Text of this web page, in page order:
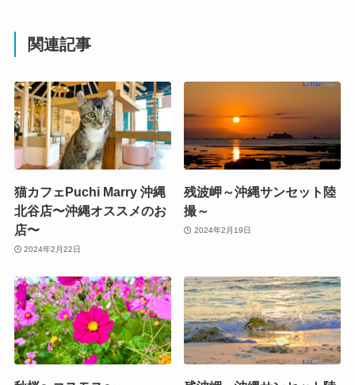
関連記事
猫カフェPuchi Marry 沖縄
北谷店〜沖縄オススメのお
店〜
2024年2月22日
残波岬～沖縄サンセット陸
撮～
2024年2月19日